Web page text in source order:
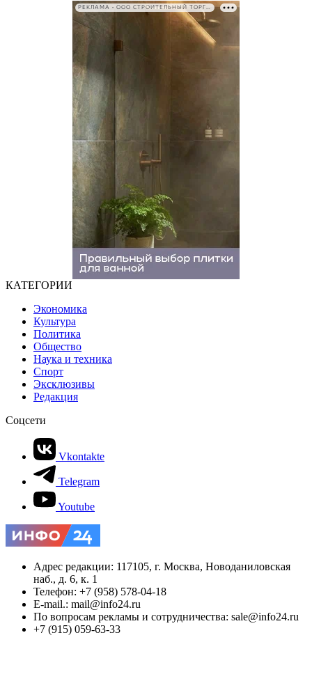
РЕКЛАМА • ООО СТРОИТЕЛЬНЫЙ ТОРГОВЫЙ ДОМ «ПЕТРОВИЧ». ИНН: 7802348846
КАТЕГОРИИ
Экономика
Культура
Политика
Общество
Наука и техника
Спорт
Эксклюзивы
Редакция
Соцсети
Vkontakte
Telegram
Youtube
Адрес редакции: 117105, г. Москва, Новоданиловская
наб., д. 6, к. 1
Телефон: +7 (958) 578-04-18
E-mail.: mail@info24.ru
По вопросам рекламы и сотрудничества: sale@info24.ru
+7 (915) 059-63-33